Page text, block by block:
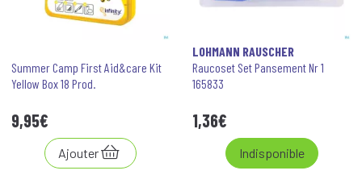
Summer Camp First Aid&care Kit
Yellow Box 18 Prod.
9,95€
Ajouter
LOHMANN RAUSCHER
Raucoset Set Pansement Nr 1
165833
1,36€
Indisponible